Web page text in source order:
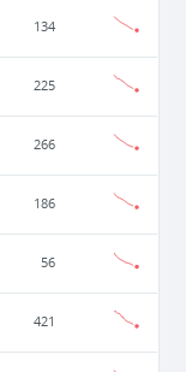
134
225
266
186
56
421